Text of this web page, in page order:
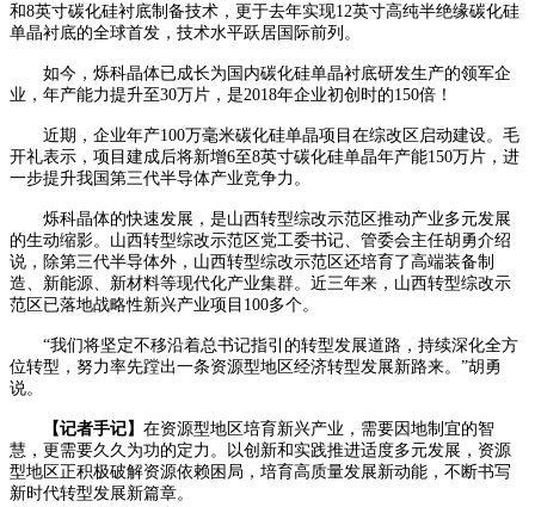
和8英寸碳化硅衬底制备技术，更于去年实现12英寸高纯半绝缘碳化硅
单晶衬底的全球首发，技术水平跃居国际前列。
如今，烁科晶体已成长为国内碳化硅单晶衬底研发生产的领军企
业，年产能力提升至30万片，是2018年企业初创时的150倍！
近期，企业年产100万毫米碳化硅单晶项目在综改区启动建设。毛
开礼表示，项目建成后将新增6至8英寸碳化硅单晶年产能150万片，进
一步提升我国第三代半导体产业竞争力。
烁科晶体的快速发展，是山西转型综改示范区推动产业多元发展
的生动缩影。山西转型综改示范区党工委书记、管委会主任胡勇介绍
说，除第三代半导体外，山西转型综改示范区还培育了高端装备制
造、新能源、新材料等现代化产业集群。近三年来，山西转型综改示
范区已落地战略性新兴产业项目100多个。
“我们将坚定不移沿着总书记指引的转型发展道路，持续深化全方
位转型，努力率先蹚出一条资源型地区经济转型发展新路来。”胡勇
说。
【记者手记】 在资源型地区培育新兴产业，需要因地制宜的智
慧，更需要久久为功的定力。以创新和实践推进适度多元发展，资源
型地区正积极破解资源依赖困局，培育高质量发展新动能，不断书写
新时代转型发展新篇章。